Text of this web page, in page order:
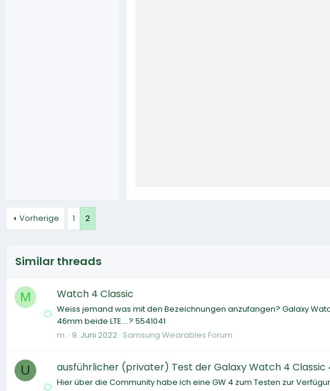
Vorherige 1 2
Similar threads
M Watch 4 Classic
Weiss jemand was mit den Bezeichnungen anzufangen? Galaxy
46mm beide LTE....? 5541041
m. 9. Juni 2022 Samsung Wearables Forum
U ausführlicher (privater) Test der Galaxy Watch 4 Classic
Hier über die Community habe ich eine GW 4 zum Testen zur